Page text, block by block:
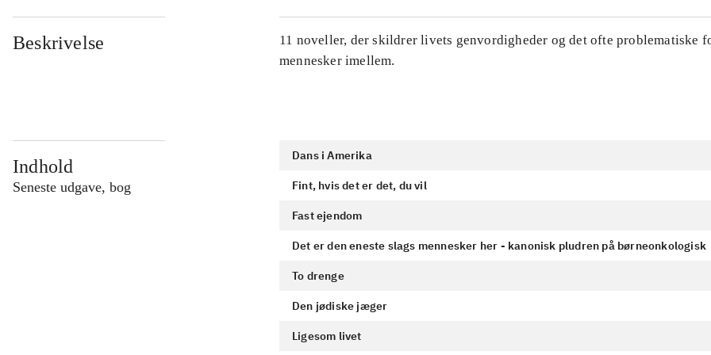
Beskrivelse
11 noveller, der skildrer livets genvordigheder og det ofte problematiske
mennesker imellem.
Indhold
Seneste udgave, bog
Dans i Amerika
Fint, hvis det er det, du vil
Fast ejendom
Det er den eneste slags mennesker her - kanonisk pludren på børneonkologisk
To drenge
Den jødiske jæger
Ligesom livet